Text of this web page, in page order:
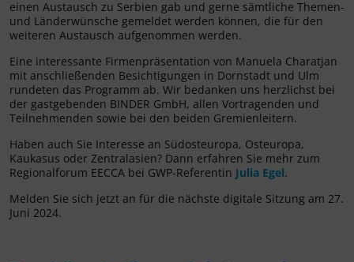
einen Austausch zu Serbien gab und gerne sämtliche Themen-
und Länderwünsche gemeldet werden können, die für den
weiteren Austausch aufgenommen werden.
Eine interessante Firmenpräsentation von Manuela Charatjan
mit anschließenden Besichtigungen in Dornstadt und Ulm
rundeten das Programm ab. Wir bedanken uns herzlichst bei
der gastgebenden BINDER GmbH, allen Vortragenden und
Teilnehmenden sowie bei den beiden Gremienleitern.
Haben auch Sie Interesse an Südosteuropa, Osteuropa,
Kaukasus oder Zentralasien? Dann erfahren Sie mehr zum
Regionalforum EECCA bei GWP-Referentin Julia Egel.
Melden Sie sich jetzt an für die nächste digitale Sitzung am 27.
Juni 2024.